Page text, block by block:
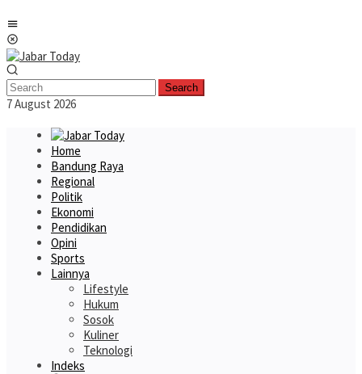
to
content
Search
7 August 2026
Home
Bandung Raya
Regional
Politik
Ekonomi
Pendidikan
Opini
Sports
Lainnya
Lifestyle
Hukum
Sosok
Kuliner
Teknologi
Indeks